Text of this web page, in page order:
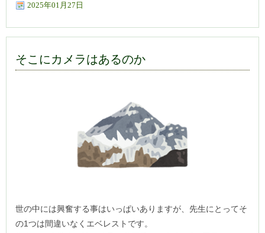
2025年01月27日
そこにカメラはあるのか
世の中には興奮する事はいっぱいありますが、先生にとってそ
の1つは間違いなくエベレストです。